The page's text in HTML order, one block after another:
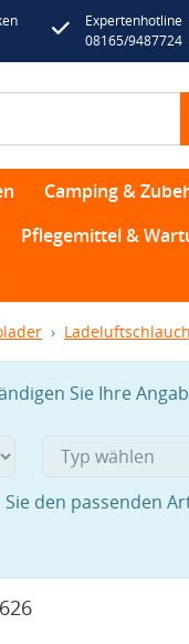
Expertenhotline
08165/9487724
Camping &
Pflegemittel &
Ladeluftschlauch
Sie Ihre
den passenden